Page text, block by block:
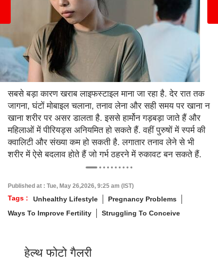
सबसे बड़ा कारण खराब लाइफस्टाइल माना जा रहा है. देर रात तक
जागना, घंटों मोबाइल चलाना, तनाव लेना और सही समय पर खाना न
खाना शरीर पर असर डालता है. इससे हार्मोन गड़बड़ा जाते हैं और
महिलाओं में पीरियड्स अनियमित हो सकते हैं. वहीं पुरुषों में स्पर्म की
क्वालिटी और संख्या कम हो सकती है. लगातार तनाव लेने से भी
शरीर में ऐसे बदलाव होते हैं जो गर्भ ठहरने में रुकावट बन सकते हैं.
Published at : Tue, May 26,2026, 9:25 am (IST)
Tags : Unhealthy Lifestyle
Pregnancy Problems
Ways To Improve Fertility
Struggling To Conceive
हेल्थ फोटो गैलरी